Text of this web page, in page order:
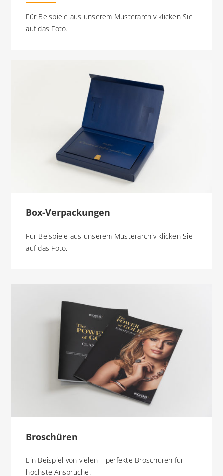
Für Beispiele aus unserem Musterarchiv klicken Sie
auf das Foto.
Box-Verpackungen
Für Beispiele aus unserem Musterarchiv klicken Sie
auf das Foto.
Broschüren
Ein Beispiel von vielen – perfekte Broschüren für
höchste Ansprüche.